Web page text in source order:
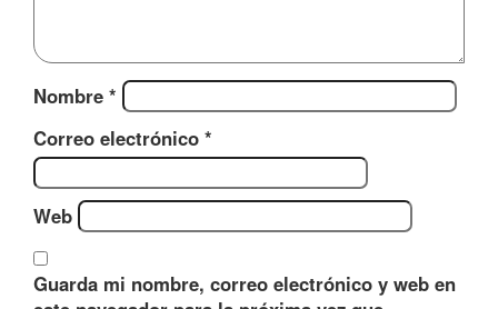
Nombre *
Correo electrónico *
Web
Guarda mi nombre, correo electrónico y web en